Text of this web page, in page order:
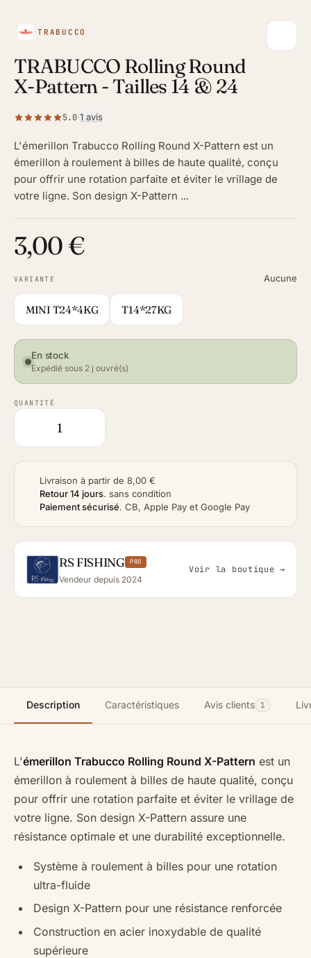
TRABUCCO
TRABUCCO Rolling Round
X-Pattern - Tailles 14 & 24
5.0·1 avis
L'émerillon Trabucco Rolling Round X-Pattern est un
émerillon à roulement à billes de haute qualité, conçu
pour offrir une rotation parfaite et éviter le vrillage de
votre ligne. Son design X-Pattern ...
3,00 €
VARIANTE Aucune
MINI T24*4KG T14*27KG
En stock
Expédié sous 2 j ouvré(s)
QUANTITÉ
Livraison à partir de 8,00 €
Retour 14 jours. sans condition
Paiement sécurisé. CB, Apple Pay et Google Pay
RS FISHING PRO
Vendeur depuis 2024
Voir la boutique →
Description Caractéristiques Avis clients 1
L'émerillon Trabucco Rolling Round X-Pattern est un
émerillon à roulement à billes de haute qualité, conçu
pour offrir une rotation parfaite et éviter le vrillage de
votre ligne. Son design X-Pattern assure une
résistance optimale et une durabilité exceptionnelle.
Système à roulement à billes pour une rotation
ultra-fluide
Design X-Pattern pour une résistance renforcée
Construction en acier inoxydable de qualité
supérieure